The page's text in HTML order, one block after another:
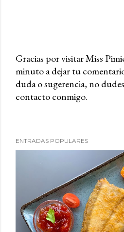
P
u
b
a
Gracias por visitar Miss
minuto a dejar tu
duda o sugerencia, no
contacto conmigo.
ENTRADAS POPULARES